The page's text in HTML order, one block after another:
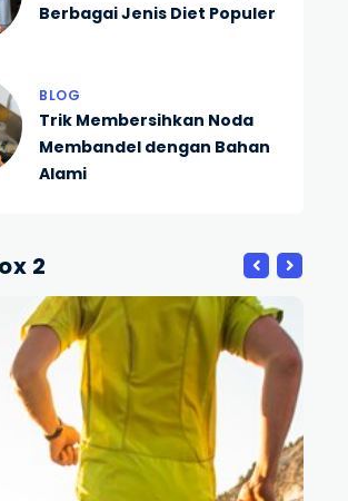
Berbagai Jenis Diet Populer
BLOG
Trik Membersihkan Noda
Membandel dengan Bahan
Alami
2